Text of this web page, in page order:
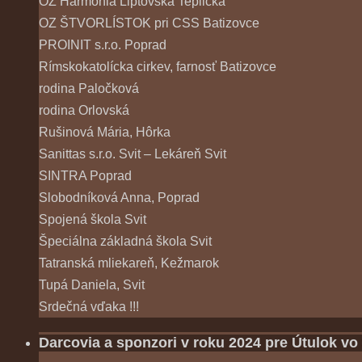
OZ ŠTVORLÍSTOK pri CSS Batizovce
PROINIT s.r.o. Poprad
Rímskokatolícka cirkev, farnosť Batizovce
rodina Paločková
rodina Orlovská
Rušinová Mária, Hôrka
Sanittas s.r.o. Svit – Lekáreň Svit
SINTRA Poprad
Slobodníková Anna, Poprad
Spojená škola Svit
Špeciálna základná škola Svit
Tatranská mliekareň, Kežmarok
Tupá Daniela, Svit
Srdečná vďaka !!!
Darcovia a sponzori v roku 2024 pre Útulok vo